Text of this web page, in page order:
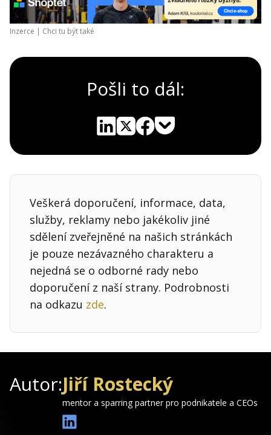
Inzerce | Chci tu být také
Pošli to dál:
Veškerá doporučení, informace, data,
služby, reklamy nebo jakékoliv jiné
sdělení zveřejněné na našich stránkách
je pouze nezávazného charakteru a
nejedná se o odborné rady nebo
doporučení z naší strany. Podrobnosti
na odkazu zde.
Autor:Jiří Rostecký
mentor a sparring partner pro podnikatele a CEOs